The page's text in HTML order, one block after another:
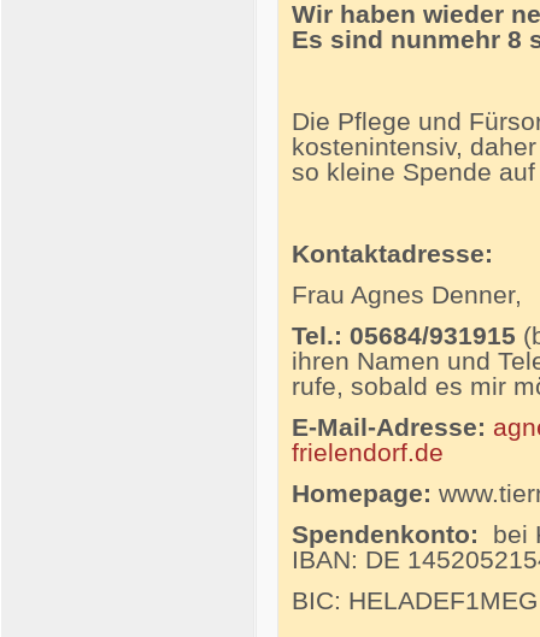
Wir haben wieder
Es sind nunmehr 8
Die Pflege und
kostenintensiv,
so kleine Spende
Kontaktadresse:
Frau Agnes Denner,
Tel.: 05684/931915
ihren Namen und
rufe, sobald es mir
E-Mail-Adresse:
frielendorf.de
Homepage:
Spendenkonto: bei
IBAN: DE
BIC: HELADEF1MEG